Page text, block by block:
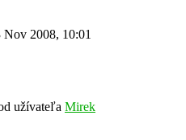
Nov 2008, 10:01
užívateľa Mirek